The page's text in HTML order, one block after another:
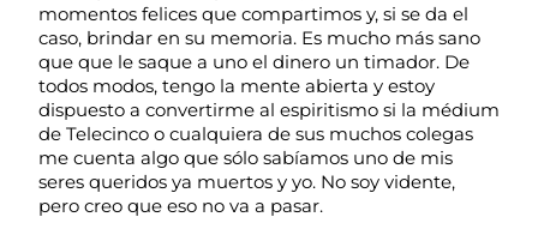
momentos felices que compartimos y, si se da el
caso, brindar en su memoria. Es mucho más sano
que que le saque a uno el dinero un timador. De
todos modos, tengo la mente abierta y estoy
dispuesto a convertirme al espiritismo si la médium
de Telecinco o cualquiera de sus muchos colegas
me cuenta algo que sólo sabíamos uno de mis
seres queridos ya muertos y yo. No soy vidente,
pero creo que eso no va a pasar.